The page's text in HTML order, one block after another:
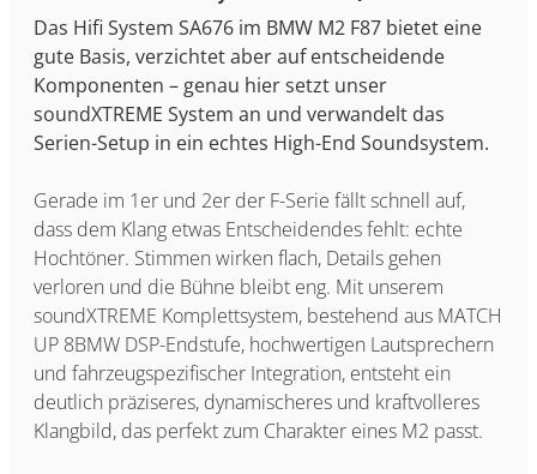
Das Hifi System SA676 im BMW M2 F87 bietet eine
gute Basis, verzichtet aber auf entscheidende
Komponenten – genau hier setzt unser
soundXTREME System an und verwandelt das
Serien-Setup in ein echtes High-End Soundsystem.
Gerade im 1er und 2er der F-Serie fällt schnell auf,
dass dem Klang etwas Entscheidendes fehlt: echte
Hochtöner. Stimmen wirken flach, Details gehen
verloren und die Bühne bleibt eng. Mit unserem
soundXTREME Komplettsystem, bestehend aus MATCH
UP 8BMW DSP-Endstufe, hochwertigen Lautsprechern
und fahrzeugspezifischer Integration, entsteht ein
deutlich präziseres, dynamischeres und kraftvolleres
Klangbild, das perfekt zum Charakter eines M2 passt.